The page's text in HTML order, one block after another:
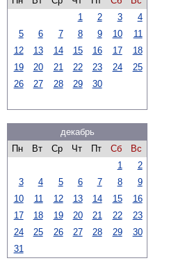
1
2 3
4
5
6 7 8 9 10
11
12
13 14 15 16 17
18
19
20 21 22 23 24
25
26
27 28 29 30
декабрь
Пн
Вт Ср Чт Пт Сб
Вс
1
2
3
4 5 6 7 8
9
10
11 12 13 14 15
16
17
18 19 20 21 22
23
24
25 26 27 28 29
30
31